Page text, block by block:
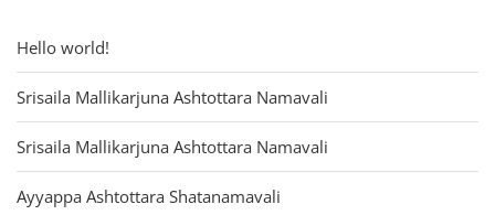
Hello world!
Srisaila Mallikarjuna Ashtottara Namavali
Srisaila Mallikarjuna Ashtottara Namavali
Ayyappa Ashtottara Shatanamavali